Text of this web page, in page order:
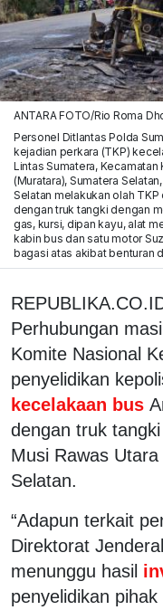
ANTARA FOTO/Rio Roma
Personel Ditlantas Polda
kejadian perkara (TKP)
Lintas Sumatera, Kecamatan
(Muratara), Sumatera
Selatan melakukan olah
dengan truk tangki dengan
gas, kursi, dipan kayu, alat
kabin bus dan satu motor
bagasi atas akibat benturan
Perhubungan
Komite Nasional
penyelidikan
kecelakaan bus
dengan truk
Musi Rawas
Selatan.
“Adapun terkait
Direktorat
menunggu hasil
penyelidikan